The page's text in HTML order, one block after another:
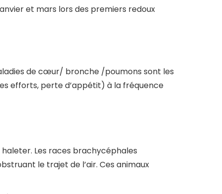
et mars lors des premiers redoux
de cœur/ bronche /poumons sont les
efforts, perte d’appétit) à la fréquence
haleter. Les races brachycéphales
le trajet de l’air. Ces animaux